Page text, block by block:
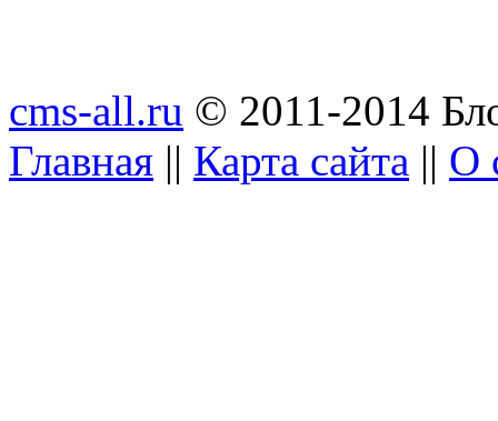
cms-all.ru © 2011-2014
Главная || Карта сайта || О